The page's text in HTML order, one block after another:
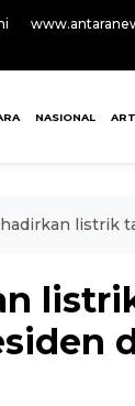
NASIONAL
listrik